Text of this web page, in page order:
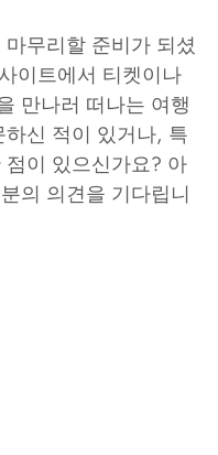
무리할 준비가 되셨
이트에서 티켓이나
만나러 떠나는 여행
신 적이 있거나, 특
이 있으신가요? 아
의 의견을 기다립니